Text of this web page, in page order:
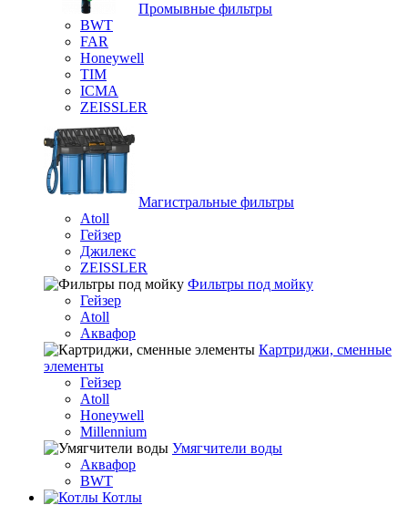
Промывные фильтры
BWT
FAR
Honeywell
TIM
ICMA
ZEISSLER
Магистральные фильтры
Atoll
Гейзер
Джилекс
ZEISSLER
Фильтры под мойку
Гейзер
Atoll
Аквафор
Картриджи, сменные
элементы
Гейзер
Atoll
Honeywell
Millennium
Умягчители воды
Аквафор
BWT
Котлы